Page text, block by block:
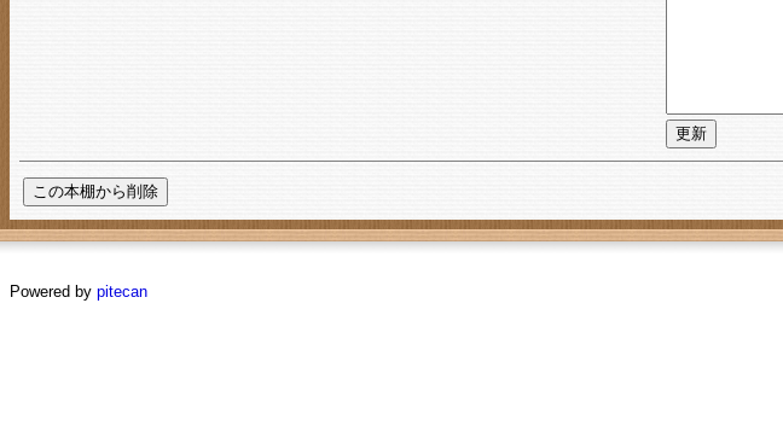
Powered by pitecan